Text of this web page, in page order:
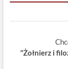
"Żołnierz i